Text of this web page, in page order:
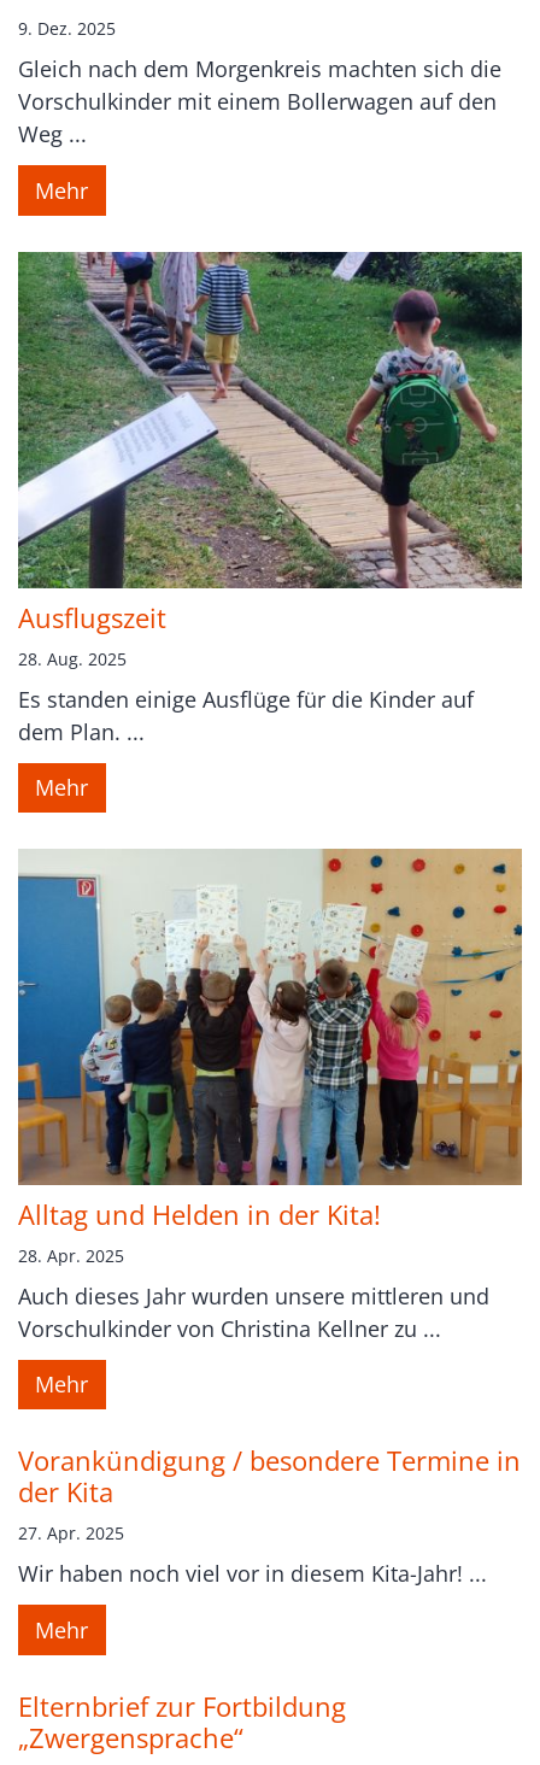
9. Dez. 2025
Gleich nach dem Morgenkreis machten sich die
Vorschulkinder mit einem Bollerwagen auf den
Weg ...
Mehr
Ausflugszeit
28. Aug. 2025
Es standen einige Ausflüge für die Kinder auf
dem Plan. ...
Mehr
Alltag und Helden in der Kita!
28. Apr. 2025
Auch dieses Jahr wurden unsere mittleren und
Vorschulkinder von Christina Kellner zu ...
Mehr
Vorankündigung / besondere Termine in
der Kita
27. Apr. 2025
Wir haben noch viel vor in diesem Kita-Jahr! ...
Mehr
Elternbrief zur Fortbildung
„Zwergensprache“